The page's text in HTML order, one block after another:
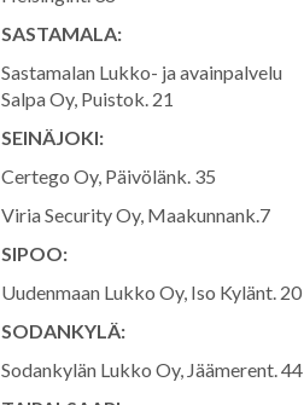
SASTAMALA:
Sastamalan Lukko- ja avainpalvelu
Salpa Oy, Puistok. 21
SEINÄJOKI:
Certego Oy, Päivölänk. 35
Viria Security Oy, Maakunnank.7
SIPOO:
Uudenmaan Lukko Oy, Iso Kylänt. 20
SODANKYLÄ:
Sodankylän Lukko Oy, Jäämerent. 44